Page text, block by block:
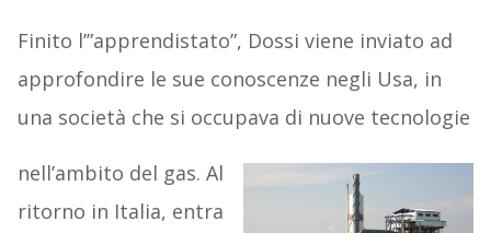
Finito l’”apprendistato”, Dossi viene inviato ad
approfondire le sue conoscenze negli Usa, in
una società che si occupava di nuove tecnologie
nell’ambito del gas. Al
ritorno in Italia, entra